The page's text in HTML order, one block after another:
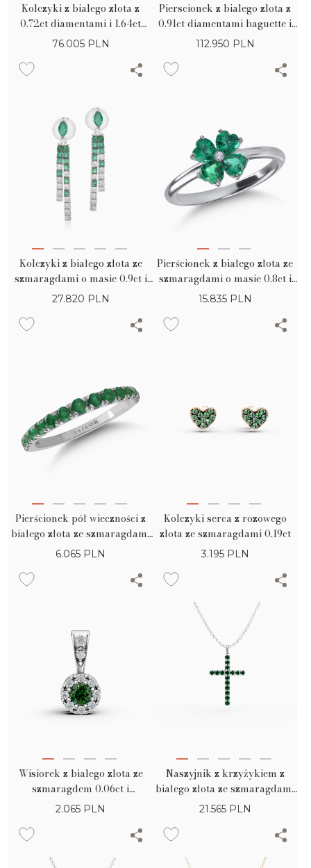
Kolczyki z bialego zlota z
0.72ct diamentami i 1.64ct
szmaragdami
76.005 PLN
Pierscionek z bialego zlota z
0.91ct diamentami baguette i
okraglymi oraz 2.32ct
112.950 PLN
Kolczyki z białego złota ze
szmaragdami o masie 0.9ct i
diamentami o masie 0.7ct
27.820 PLN
Pierścionek z białego złota ze
szmaragdami o masie 0.8ct i
brylantem o masie 0.01ct
15.835 PLN
Pierścionek pół wieczności z
białego złota ze szmaragdami
0.7ct
6.065 PLN
Kolczyki serca z rozowego
zlota ze szmaragdami 0.19ct
3.195 PLN
Wisiorek z bialego zlota ze
szmaragdem 0.06ct i
diamentami 0.05ct
2.065 PLN
Naszyjnik z krzyżykiem z
białego złota ze szmaragdami
1.1ct
21.565 PLN